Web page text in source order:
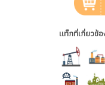
แท็กที่เกี่ยวข้